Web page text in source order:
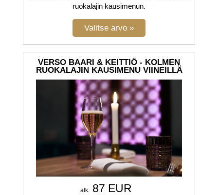
ruokalajin kausimenun.
VERSO BAARI & KEITTIÖ - KOLMEN
RUOKALAJIN KAUSIMENU VIINEILLÄ
alk. 87 EUR